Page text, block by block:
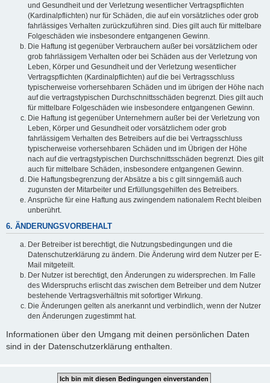
und Gesundheit und der Verletzung wesentlicher Vertragspflichten
(Kardinalpflichten) nur für Schäden, die auf ein vorsätzliches oder grob
fahrlässiges Verhalten zurückzuführen sind. Dies gilt auch für mittelbare
Folgeschäden wie insbesondere entgangenen Gewinn.
Die Haftung ist gegenüber Verbrauchern außer bei vorsätzlichem oder
grob fahrlässigem Verhalten oder bei Schäden aus der Verletzung von
Leben, Körper und Gesundheit und der Verletzung wesentlicher
Vertragspflichten (Kardinalpflichten) auf die bei Vertragsschluss
typischerweise vorhersehbaren Schäden und im übrigen der Höhe nach
auf die vertragstypischen Durchschnittsschäden begrenzt. Dies gilt auch
für mittelbare Folgeschäden wie insbesondere entgangenen Gewinn.
Die Haftung ist gegenüber Unternehmern außer bei der Verletzung von
Leben, Körper und Gesundheit oder vorsätzlichem oder grob
fahrlässigem Verhalten des Betreibers auf die bei Vertragsschluss
typischerweise vorhersehbaren Schäden und im Übrigen der Höhe
nach auf die vertragstypischen Durchschnittsschäden begrenzt. Dies gilt
auch für mittelbare Schäden, insbesondere entgangenen Gewinn.
Die Haftungsbegrenzung der Absätze a bis c gilt sinngemäß auch
zugunsten der Mitarbeiter und Erfüllungsgehilfen des Betreibers.
Ansprüche für eine Haftung aus zwingendem nationalem Recht bleiben
unberührt.
6. ÄNDERUNGSVORBEHALT
Der Betreiber ist berechtigt, die Nutzungsbedingungen und die
Datenschutzerklärung zu ändern. Die Änderung wird dem Nutzer per E-
Mail mitgeteilt.
Der Nutzer ist berechtigt, den Änderungen zu widersprechen. Im Falle
des Widerspruchs erlischt das zwischen dem Betreiber und dem Nutzer
bestehende Vertragsverhältnis mit sofortiger Wirkung.
Die Änderungen gelten als anerkannt und verbindlich, wenn der Nutzer
den Änderungen zugestimmt hat.
Informationen über den Umgang mit deinen persönlichen Daten
sind in der Datenschutzerklärung enthalten.